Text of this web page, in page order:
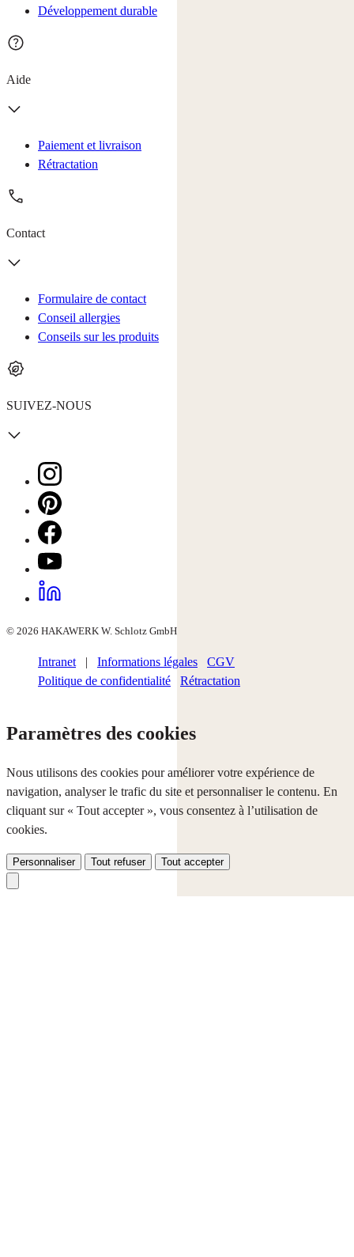
Développement durable
Aide
Paiement et livraison
Rétractation
Contact
Formulaire de contact
Conseil allergies
Conseils sur les produits
SUIVEZ-NOUS
© 2026 HAKAWERK W. Schlotz GmbH
Intranet | Informations légales
CGV
Politique de confidentialité
Rétractation
Paramètres des cookies
Nous utilisons des cookies pour améliorer votre expérience de
navigation, analyser le trafic du site et personnaliser le contenu. En
cliquant sur « Tout accepter », vous consentez à l’utilisation de
cookies.
Personnaliser Tout refuser Tout accepter